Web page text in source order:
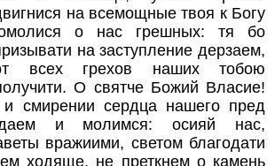
на всемощные твоя к Богу
о нас грешных: тя бо
на заступление дерзаем,
всех грехов наших тобою
О святче Божий Власие!
смирении сердца нашего пред
и молимся: осияй нас,
вражиими, светом благодати
ходяще, не преткнем о камень